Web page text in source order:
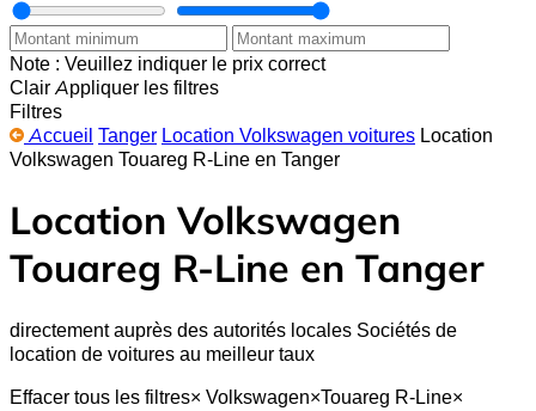
Note : Veuillez indiquer le prix correct
Clair Appliquer les filtres
Filtres
Accueil Tanger Location Volkswagen voitures Location
Volkswagen Touareg R-Line en Tanger
Location Volkswagen
Touareg R-Line en Tanger
directement auprès des autorités locales Sociétés de
location de voitures au meilleur taux
Effacer tous les filtres× Volkswagen×Touareg R-Line×